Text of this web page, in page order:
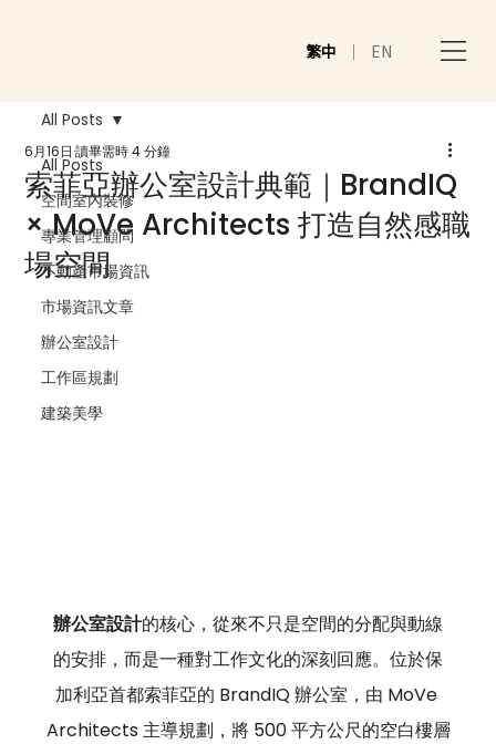
繁中 ｜ EN
All Posts
空間室內裝修
專業管理顧問
不動產市場資訊
市場資訊文章
辦公室設計
工作區規劃
建築美學
All Posts
索菲亞辦公室設計典範｜BrandIQ
× MoVe Architects 打造自然感職
場空間
6月16日 讀畢需時 4 分鐘
辦公室設計的核心，從來不只是空間的分配與動線
的安排，而是一種對工作文化的深刻回應。位於保
加利亞首都索菲亞的 BrandIQ 辦公室，由 MoVe
Architects 主導規劃，將 500 平方公尺的空白樓層